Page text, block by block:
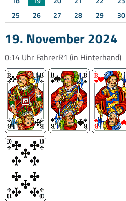
25
26 27 28 29 30
19. November 2024
0:14 Uhr FahrerR1 (in Hinterhand)